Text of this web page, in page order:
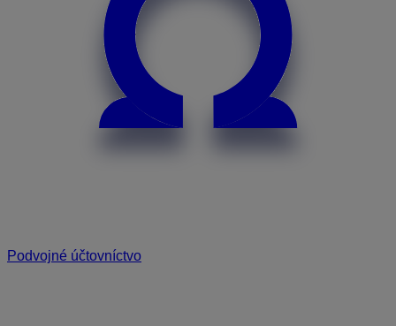
Podvojné účtovníctvo